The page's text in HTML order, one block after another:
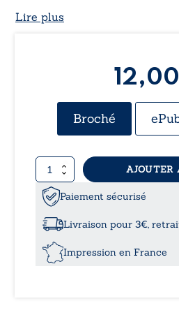
sans retenue ni filtre.
Lire plus
Broché
quantité
de
Inspirations
vespérales
AJOUTER
Paiement sécurisé
Livraison pour 3€,
Impression en France